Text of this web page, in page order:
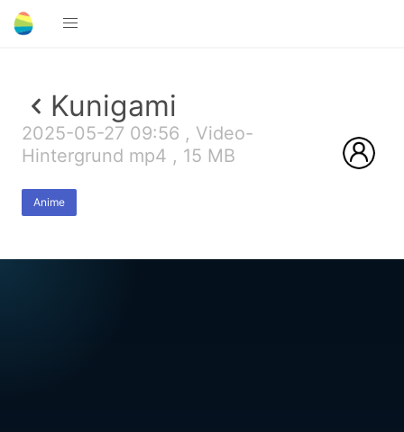
Kunigami
2025-05-27 09:56 , Video-
Hintergrund mp4 , 15 MB
Anime